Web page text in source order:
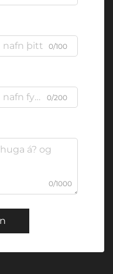
0/100
0/200
0/1000